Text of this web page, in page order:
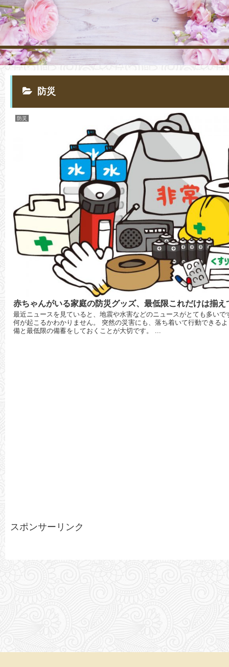
防災
防災
赤ちゃんがいる家庭の防災グッズ、最低限これだけは揃え
最近ニュースを見ていると、地震や水害などのニュースがとても多い
何が起こるかわかりません。 突然の災害にも、落ち着いて行動できる
備と最低限の備蓄をしておくことが大切です。 ...
スポンサーリンク